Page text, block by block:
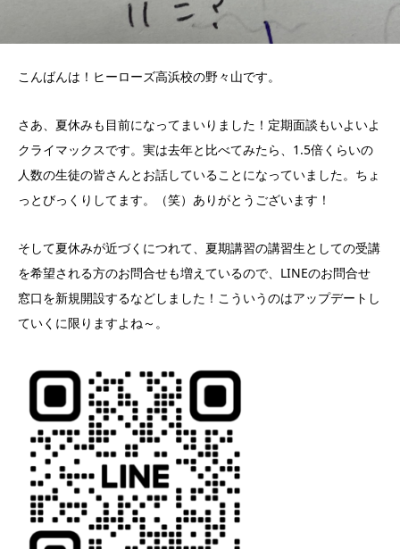
こんばんは！ヒーローズ高浜校の野々山です。
さあ、夏休みも目前になってまいりました！定期面談もいよいよ
クライマックスです。実は去年と比べてみたら、1.5倍くらいの
人数の生徒の皆さんとお話していることになっていました。ちょ
っとびっくりしてます。（笑）ありがとうございます！
そして夏休みが近づくにつれて、夏期講習の講習生としての受講
を希望される方のお問合せも増えているので、LINEのお問合せ
窓口を新規開設するなどしました！こういうのはアップデートし
ていくに限りますよね～。